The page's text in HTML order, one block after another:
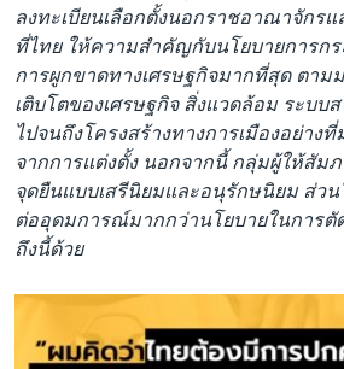
ลงทะเบียนเลือกตั้งนอกราชอาณาจักรแ
ที่ไทย ให้ความสำคัญกับนโยบายการกร
การผูกขาดทางเศรษฐกิจมากที่สุด ตาม
เติบโตของเศรษฐกิจ สิ่งแวดล้อม ระบ
ไปจนถึงโครงสร้างทางการเมืองอย่าง
จากการแต่งตั้ง นอกจากนี้ กลุ่มผู้ให้สัม
จุดยืนแบบเสรีนิยมและอนุรักษนิยม ส่ว
ต่ออุดมการณ์มากกว่านโยบายในการตั
ถึงนี้ด้วย